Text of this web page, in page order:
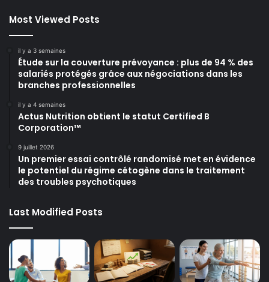
Most Viewed Posts
il y a 3 semaines
Étude sur la couverture prévoyance : plus de 94 % des
salariés protégés grâce aux négociations dans les
branches professionnelles
il y a 4 semaines
Actus Nutrition obtient le statut Certified B
Corporation™
9 juillet 2026
Un premier essai contrôlé randomisé met en évidence
le potentiel du régime cétogène dans le traitement
des troubles psychotiques
Last Modified Posts